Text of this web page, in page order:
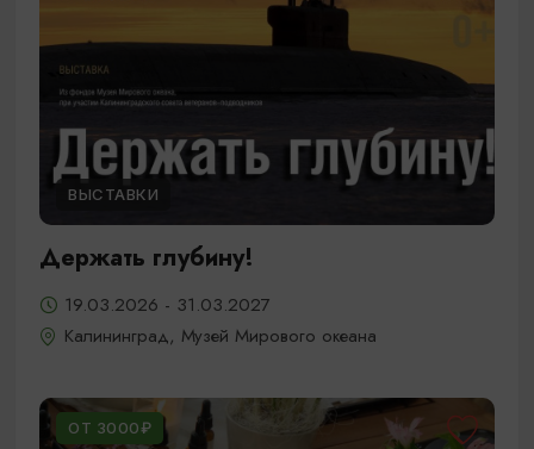
ВЫСТАВКИ
Держать глубину!
19.03.2026 - 31.03.2027
Калининград, Музей Мирового океана
ОТ 3000₽